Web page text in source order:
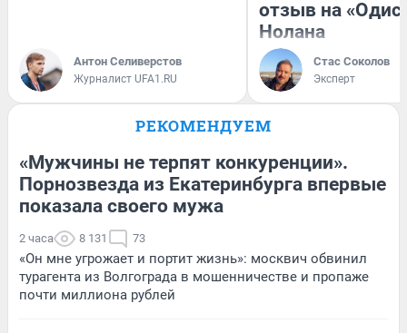
Антон Селиверстов
Журналист UFA1.RU
отзыв на
Нолана
Стас Соколов
Эксперт
РЕКОМЕНДУЕМ
«Мужчины не терпят конкуренции».
Порнозвезда из Екатеринбурга впервые
показала своего мужа
2 часа 8 131 73
«Он мне угрожает и портит жизнь»: москвич обвинил
турагента из Волгограда в мошенничестве и пропаже
почти миллиона рублей